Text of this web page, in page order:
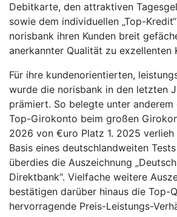
Debitkarte, den attraktiven
sowie dem individuellen „Top-
norisbank ihren Kunden breit
anerkannter Qualität zu exzellenten
Für ihre kundenorientierten,
wurde die norisbank in den letzten
prämiert. So belegte unter anderem
Top-Girokonto beim großen
2026 von €uro Platz 1. 2025 verlieh
Basis eines deutschlandweiten
überdies die Auszeichnung
Direktbank“. Vielfache weitere
bestätigen darüber hinaus die Top-
hervorragende Preis-Leistungs-